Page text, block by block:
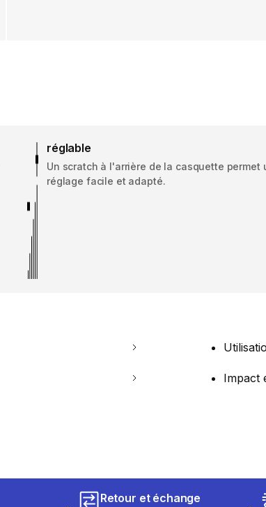
réglable
Un scratch à l'arrière de la casquette permet
réglage facile et adapté.
Impact
Retour et échange